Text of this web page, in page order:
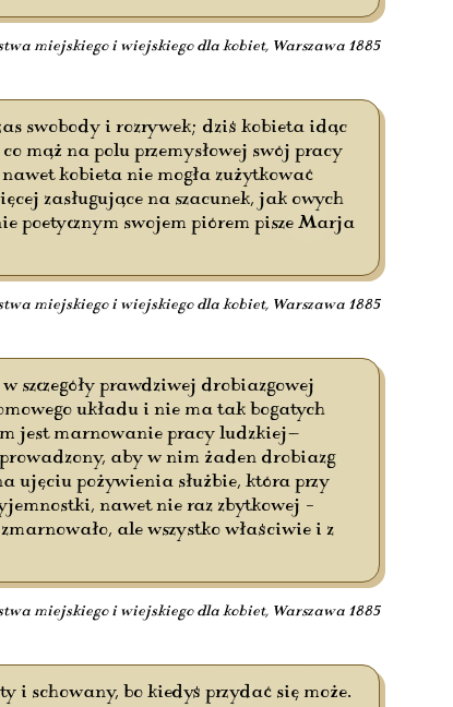
miejskiego i wiejskiego dla kobiet, Warszawa 1885
swobody i rozrywek; dziś kobieta idąc
mąż na polu przemysłowej swój pracy
kobieta nie mogła zużytkować
zasługujące na szacunek, jak owych
poetycznym swojem piórem pisze Marja
miejskiego i wiejskiego dla kobiet, Warszawa 1885
szczegóły prawdziwej drobiazgowej
układu i nie ma tak bogatych
jest marnowanie pracy ludzkiej—
aby w nim żaden drobiazg
ujęciu pożywienia służbie, która przy
nawet nie raz zbytkowej –
ale wszystko właściwie i z
miejskiego i wiejskiego dla kobiet, Warszawa 1885
i schowany, bo kiedyś przydać się może.